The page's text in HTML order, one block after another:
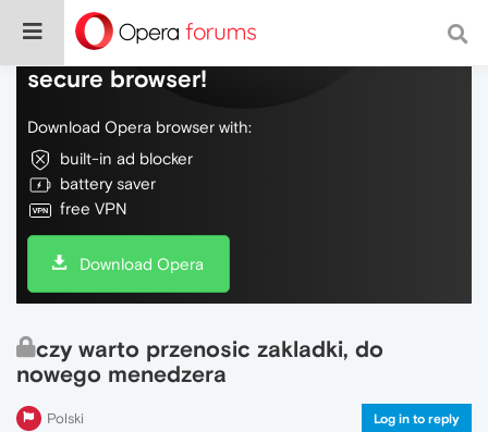
Do more on the web, with a fast and
secure browser!
Download Opera browser with:
built-in ad blocker
battery saver
free VPN
Download Opera
czy warto przenosic zakladki, do
nowego menedzera
Polski Log in to reply